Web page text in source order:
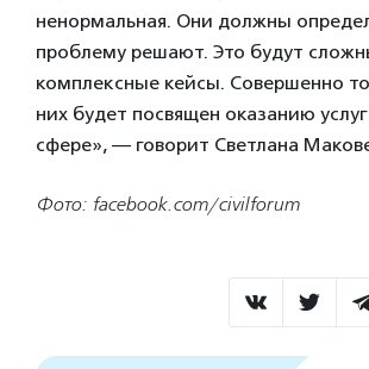
ненормальная. Они должны
проблему решают. Это будут
комплексные кейсы. Совершенно
них будет посвящен оказанию
сфере», — говорит Светлана
Фото: facebook.com/civilforum